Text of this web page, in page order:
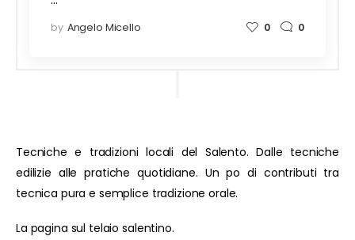
by Angelo Micello 0 0
Tecniche e tradizioni locali del Salento. Dalle tecniche
edilizie alle pratiche quotidiane. Un po di contributi tra
tecnica pura e semplice tradizione orale.
La pagina sul telaio salentino.